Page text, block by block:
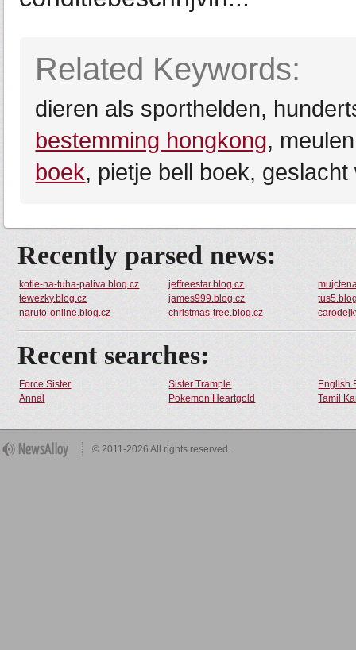
Related Keywords:
dieren als sporthelden,
bestemming hongkong,
boek, pietje bell boek,
Recently parsed news:
kotle-na-tuha-paliva.blog.cz jeffreestar.blog.cz
tewezky.blog.cz
james999.blog.cz
naruto-online.blog.cz
christmas-tree.blog.cz
Recent searches:
Force Sister Sister Trample
English
Annal
Pokemon Heartgold Tamil
© 2011-2026 All rights reserved.